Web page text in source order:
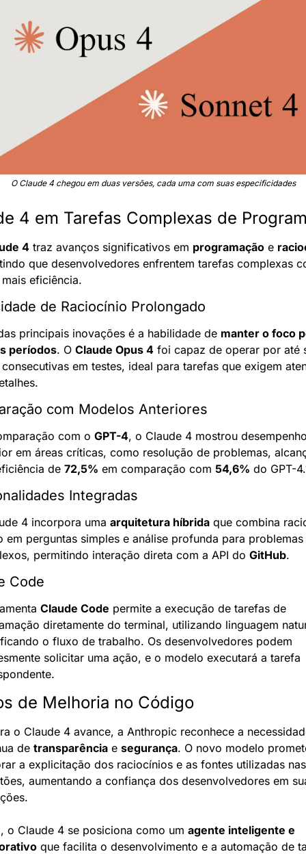
O Claude 4 chegou em duas versões, cada uma com suas especificidades
4 em Tarefas Complexas de
4 traz avanços significativos em programação e
que desenvolvedores enfrentem tarefas complexas
eficiência.
de Raciocínio Prolongado
principais inovações é a habilidade de manter o foco
períodos. O Claude Opus 4 foi capaz de operar por até
em testes, ideal para tarefas que exigem
com Modelos Anteriores
com o GPT-4, o Claude 4 mostrou
em áreas críticas, como resolução de problemas,
de 72,5% em comparação com 54,6% do GPT-
Integradas
4 incorpora uma arquitetura híbrida que combina
em perguntas simples e análise profunda para problemas
permitindo interação direta com a API do GitHub.
Code
Claude Code permite a execução de tarefas de
diretamente do terminal, utilizando linguagem
o fluxo de trabalho. Os desenvolvedores podem
solicitar uma ação, e o modelo executará a tarefa
de Melhoria no Código
o Claude 4 avance, a Anthropic reconhece a
de transparência e segurança. O novo modelo
a explicitação dos raciocínios e as fontes utilizadas nas
aumentando a confiança dos desenvolvedores em
o Claude 4 se posiciona como um agente inteligente e
que facilita o desenvolvimento e a automação de